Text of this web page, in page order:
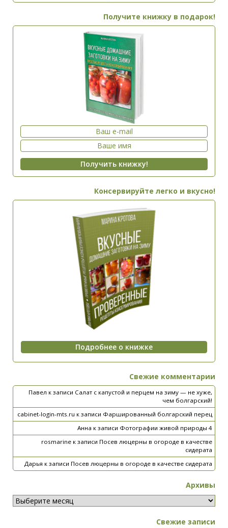
Получите книжку в подарок!
Консервируйте легко и вкусно!
Свежие комментарии
Павел к записи Салат с капустой и перцем на зиму — не хуже,
чем болгарский!
cabinet-login-mts.ru к записи Фаршированный болгарский перец
Анна к записи Фотографии живой природы 4
rosmarine к записи Посев люцерны в огороде в качестве
сидерата
Дарья к записи Посев люцерны в огороде в качестве сидерата
Архивы
Свежие записи